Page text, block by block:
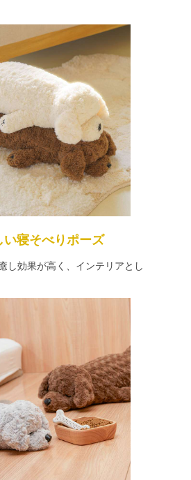
い寝そべりポーズ
し効果が高く、インテリアとし